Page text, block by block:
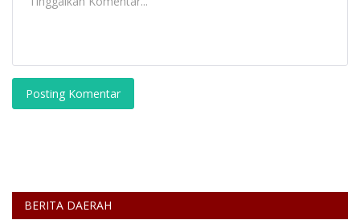
Posting Komentar
BERITA DAERAH